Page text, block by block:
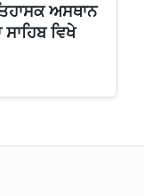
ਅਸਥਾਨ
ਵਿਖੇ